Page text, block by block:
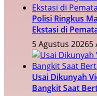
Polisi Ringkus
Ekstasi di
5 Agustus 20265
Usai Dikunyah
Bangkit Saat